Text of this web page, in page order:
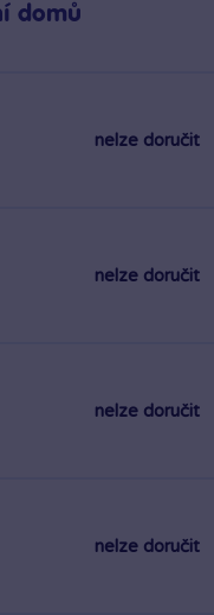
domů
nelze doručit
nelze doručit
nelze doručit
nelze doručit